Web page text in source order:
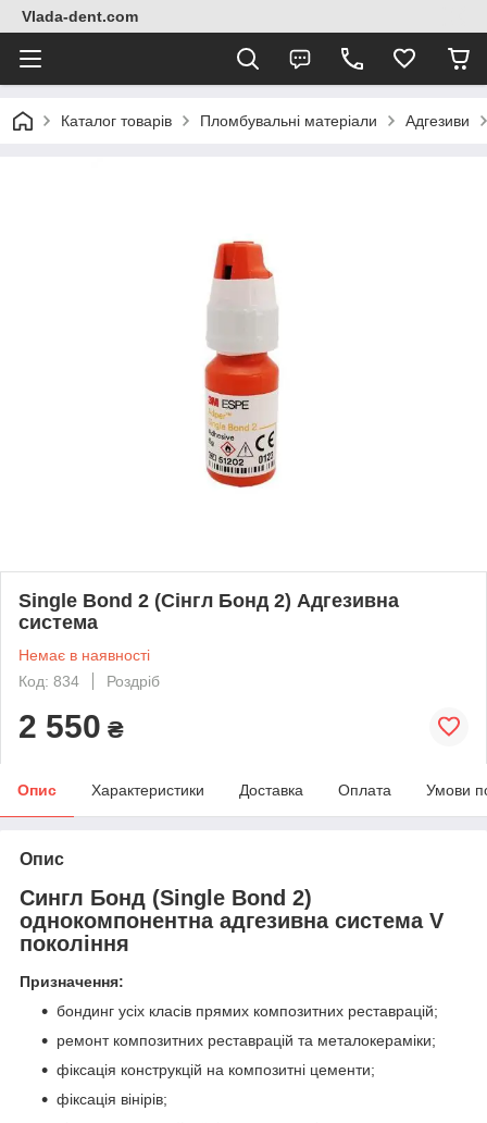
Vlada-dent.com
Каталог товарів Пломбувальні матеріали Адгезиви
Single Bond 2 (Сінгл Бонд 2) Адгезивна
система
Немає в наявності
Код: 834
Роздріб
2 550 ₴
Опис Характеристики Доставка Оплата Умови
Опис
Сингл Бонд (Single Bond 2)
однокомпонентна адгезивна система V
покоління
Призначення:
бондинг усіх класів прямих композитних реставрацій;
ремонт композитних реставрацій та металокераміки;
фіксація конструкцій на композитні цементи;
фіксація вінірів;